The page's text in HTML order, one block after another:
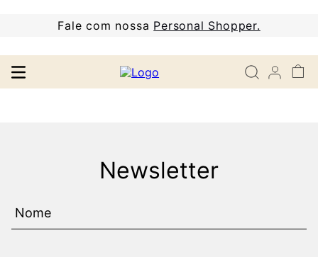
Fale com nossa Personal Shopper.
Newsletter